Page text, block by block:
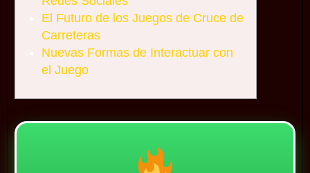
El Futuro de los Juegos de Cruce de
Carreteras
Nuevas Formas de Interactuar con
el Juego